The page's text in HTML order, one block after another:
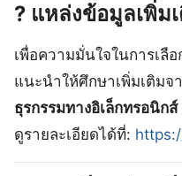
? แหล่งข้อมูลเพิ่ม
เพื่อความมั่นใจในการเ
แนะนำให้ศึกษาเพิ่มเติมจ
ธุรกรรมทางอิเล็กทรอนิกส์
ดูรายละเอียดได้ที่: